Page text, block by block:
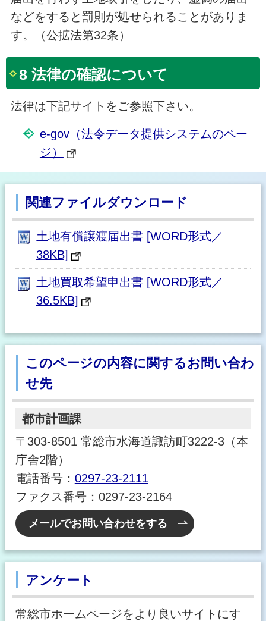
などをすると罰則が処せられることがありま
す。（公拡法第32条）
8 法律の確認について
法律は下記サイトをご参照下さい。
e-gov（法令データ提供システムのペー
ジ）
関連ファイルダウンロード
土地有償譲渡届出書 [WORD形式／
38KB]
土地買取希望申出書 [WORD形式／
36.5KB]
このページの内容に関するお問い合わ
せ先
都市計画課
〒303-8501 常総市水海道諏訪町3222-3（本
庁舎2階）
電話番号： 0297-23-2111
ファクス番号：0297-23-2164
メールでお問い合わせをする
アンケート
常総市ホームページをより良いサイトにす